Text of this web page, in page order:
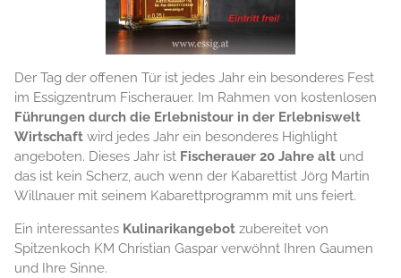
Der Tag der offenen Tür ist jedes Jahr ein besonderes Fest
im Essigzentrum Fischerauer. Im Rahmen von kostenlosen
Führungen durch die Erlebnistour in der Erlebniswelt
Wirtschaft wird jedes Jahr ein besonderes Highlight
angeboten. Dieses Jahr ist Fischerauer 20 Jahre alt und
das ist kein Scherz, auch wenn der Kabarettist Jörg Martin
Willnauer mit seinem Kabarettprogramm mit uns feiert.
Ein interessantes Kulinarikangebot zubereitet von
Spitzenkoch KM Christian Gaspar verwöhnt Ihren Gaumen
und Ihre Sinne.